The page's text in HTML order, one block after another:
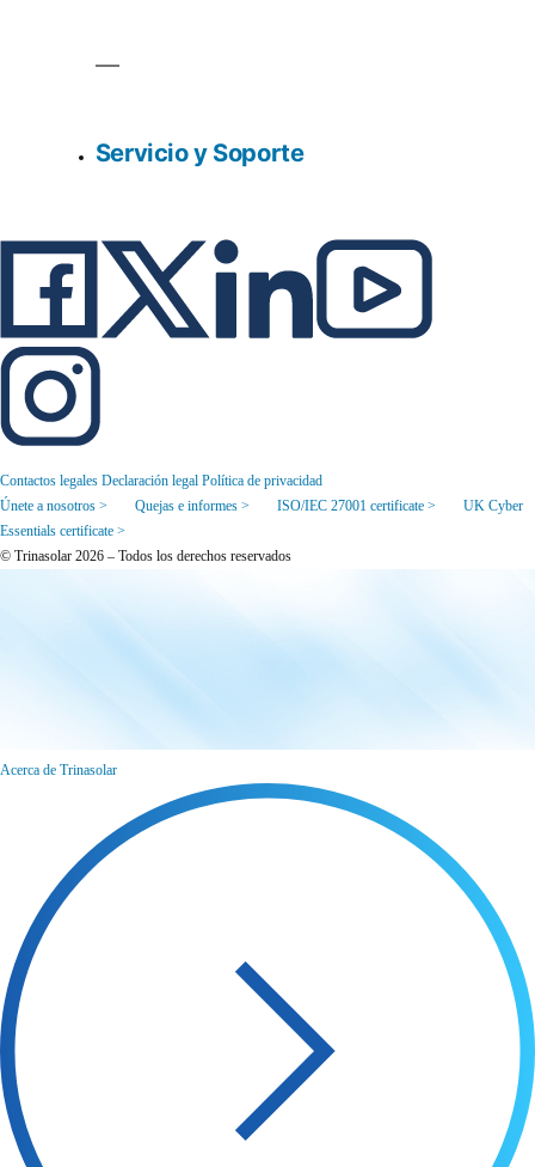
Servicio y Soporte
Contactos legales Declaración legal Política de privacidad
Únete a nosotros >
Quejas e informes > ISO/IEC 27001 certificate >
UK Cyber
Essentials certificate >
© Trinasolar 2026 – Todos los derechos reservados
Acerca de Trinasolar